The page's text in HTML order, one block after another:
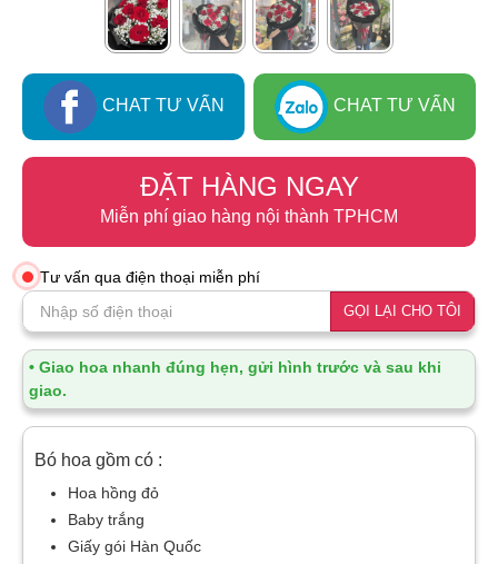
CHAT TƯ VẤN CHAT TƯ VẤN
ĐẶT HÀNG NGAY
Miễn phí giao hàng nội thành TPHCM
Tư vấn qua điện thoại miễn phí
GỌI LẠI CHO TÔI
• Giao hoa nhanh đúng hẹn, gửi hình trước và sau khi
giao.
Bó hoa gồm có :
Hoa hồng đỏ
Baby trắng
Giấy gói Hàn Quốc